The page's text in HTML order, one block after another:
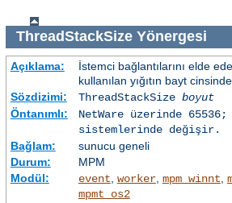
ThreadStackSizeYönergesi
Açıklama:
İstemci bağlantılarını elde
kullanılan yığıtın bayt
Sözdizimi:
ThreadStackSize boyut
Öntanımlı:
NetWare üzerinde
sistemlerinde değişir.
Bağlam:
sunucu geneli
Durum:
MPM
Modül:
event worker, mpm_winnt
mpmt_os2